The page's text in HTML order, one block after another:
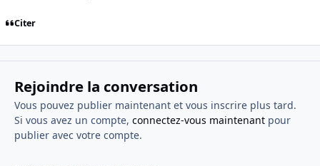
Citer
Rejoindre la conversation
Vous pouvez publier maintenant et vous inscrire plus tard.
Si vous avez un compte, connectez-vous maintenantpour
publier avec votre compte.